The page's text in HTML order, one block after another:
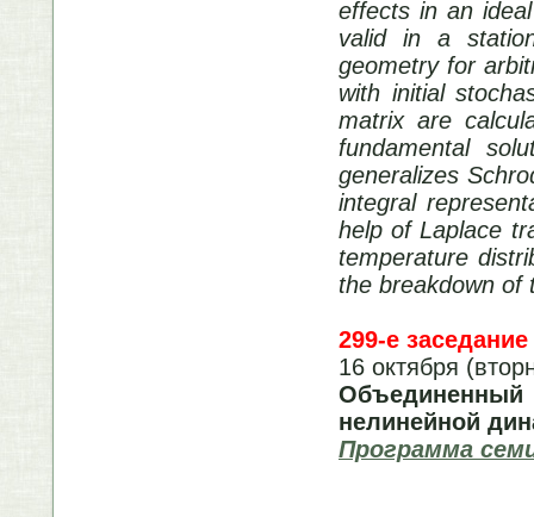
effects in an
valid in a
geometry for
with initial
matrix are
fundamental
generalizes
integral
help of Laplace
temperature
the breakdown of
299-е заседание
16 октября
нелинейной
Программа